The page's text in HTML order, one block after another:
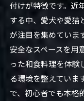
付けが特徴です。近
する中、愛犬や愛猫
が注目を集めていま
安全なスペースを用
った和食料理を体験
る環境を整えていま
で、初心者でも本格